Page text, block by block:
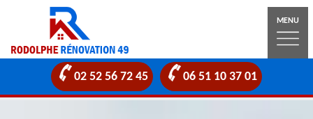
MENU
02 52 56 72 45 06 51 10 37 01